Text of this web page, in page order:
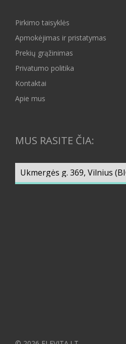
Pirkimo taisyklės
Apmokėjimas ir pristatymas
Prekių grąžinimas
Privatumo politika
Kontaktai
Apie mus
MUS RASITE ČIA: